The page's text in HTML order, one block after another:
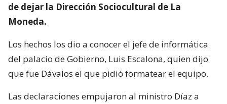
de dejar la Dirección Sociocultural de La
Moneda.
Los hechos los dio a conocer el jefe de informática
del palacio de Gobierno, Luis Escalona, quien dijo
que fue Dávalos el que pidió formatear el equipo.
Las declaraciones empujaron al ministro Díaz a